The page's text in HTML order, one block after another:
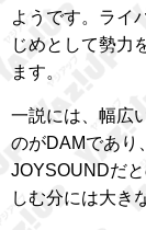
ようです。ライ
じめとして勢力
ます。
一説には、幅広
のがDAMであり
JOYSOUNDだ
しむ分には大き